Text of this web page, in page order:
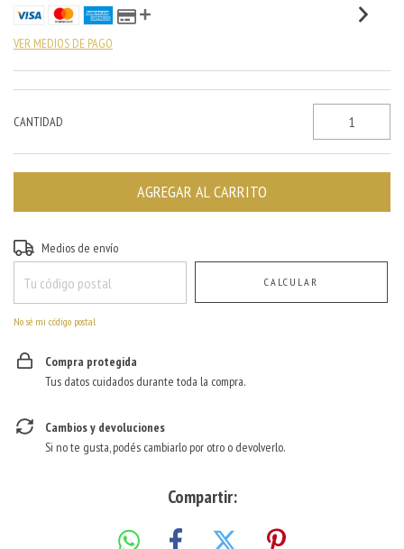
VER MEDIOS DE PAGO
CANTIDAD
Entregas para el CP:
Medios de envío
CALCULAR
No sé mi código postal
Compra protegida
Tus datos cuidados durante toda la compra.
Cambios y devoluciones
Si no te gusta, podés cambiarlo por otro o devolverlo.
Compartir: